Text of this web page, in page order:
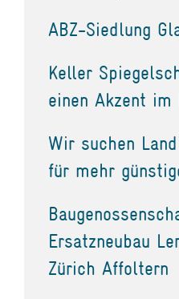
ABZ-Siedlung
Keller
einen Akzent im
Wir suchen
für mehr
Ersatzneubau
Zürich Affoltern